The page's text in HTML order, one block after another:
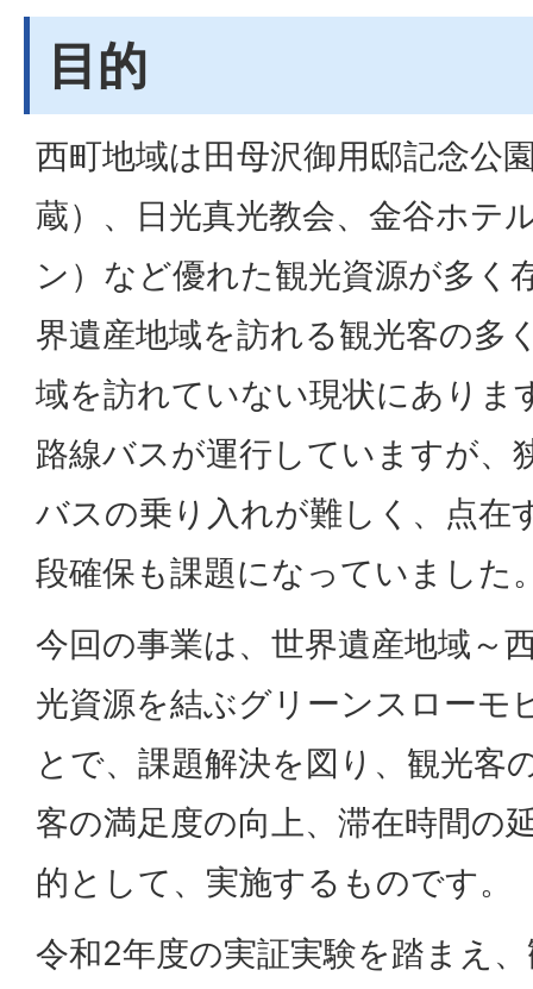
目的
西町地域は田母沢御用邸記念公
蔵）、日光真光教会、金谷ホテ
ン）など優れた観光資源が多く
界遺産地域を訪れる観光客の多
域を訪れていない現状にありま
路線バスが運行していますが、
バスの乗り入れが難しく、点在
段確保も課題になっていました
今回の事業は、世界遺産地域～
光資源を結ぶグリーンスローモ
とで、課題解決を図り、観光客
客の満足度の向上、滞在時間の
的として、実施するものです。
令和2年度の実証実験を踏まえ